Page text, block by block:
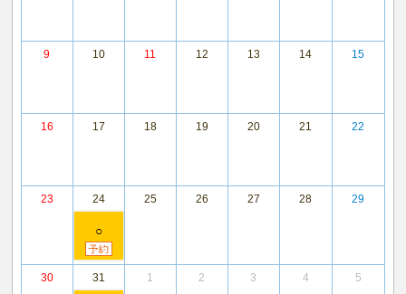
9 10 11 12 13 14 15
16 17 18 19 20 21 22
23 24
○
25 26 27 28 29
30 31 1 2 3 4 5